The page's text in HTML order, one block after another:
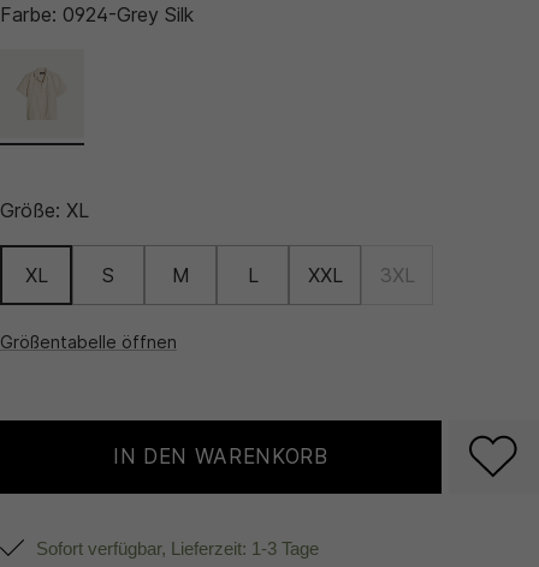
Farbe: 0924-Grey Silk
Größe: XL
XL S M L XXL 3XL
Größentabelle öffnen
IN DEN WARENKORB
Sofort verfügbar, Lieferzeit: 1-3 Tage